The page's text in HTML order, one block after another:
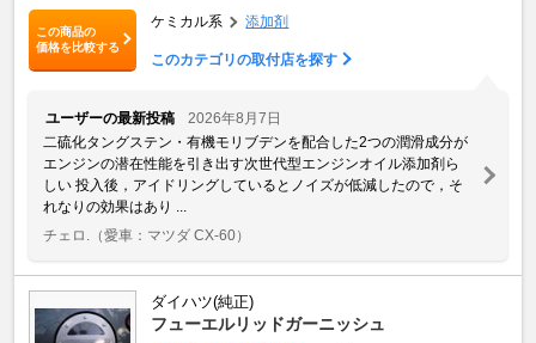
この商品の
価格を比較する
ケミカル系 添加剤
このカテゴリの取付店を探す
ユーザーの最新投稿
2026年8月7日
二硫化タングステン・有機モリブデンを配合した2つの潤滑成分が
エンジンの潜在性能を引き出す次世代型エンジンオイル添加剤ら
しい 投入後，アイドリングしているとノイズが低減したので，そ
れなりの効果はあり ...
チェロ.
（愛車：マツダ CX-60）
ダイハツ(純正)
フューエルリッドガーニッシュ